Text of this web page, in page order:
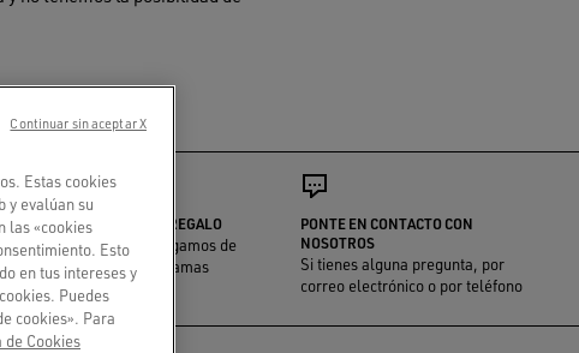
ti
ENVOLTORIO PARA REGALO
Nosotros nos encargamos de
sorprender a quien amas
PONTE EN CONTACTO CON
NOSOTROS
Si tienes alguna pregunta, por
correo electrónico o por teléfono
Estas cookies
y evalúan su
las «cookies
Esto
en tus intereses y
Puedes
cookies». Para
de Cookies
Continuar sin aceptar X